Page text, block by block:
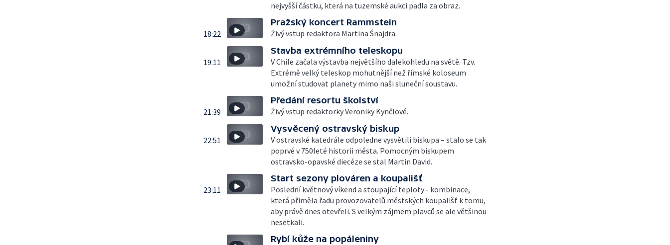
nejvyšší částku, která na tuzemské aukci padla za obraz.
18:22
Pražský koncert Rammstein
Živý vstup redaktora Martina Šnajdra.
19:11
Stavba extrémního teleskopu
V Chile začala výstavba největšího dalekohledu na světě. Tzv.
Extrémě velký teleskop mohutnější než římské koloseum
umožní studovat planety mimo naši sluneční soustavu.
21:39
Předání resortu školství
Živý vstup redaktorky Veroniky Kynčlové.
22:51
Vysvěcený ostravský biskup
V ostravské katedrále odpoledne vysvětili biskupa – stalo se tak
poprvé v 750leté historii města. Pomocným biskupem
ostravsko-opavské diecéze se stal Martin David.
23:11
Start sezony plováren a koupališť
Poslední květnový víkend a stoupající teploty - kombinace,
která přiměla řadu provozovatelů městských koupališť k tomu,
aby právě dnes otevřeli. S velkým zájmem plavců se ale většinou
nesetkali.
Rybí kůže na popáleniny